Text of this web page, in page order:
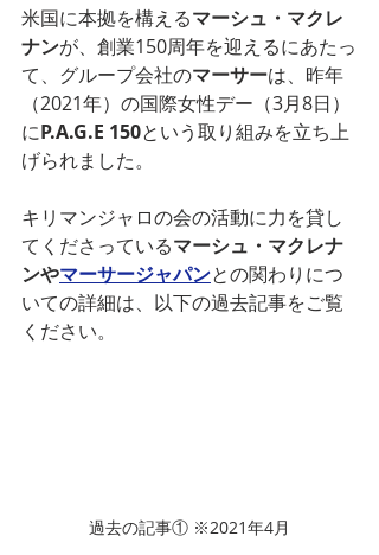
米国に本拠を構えるマーシュ・マクレ
ナンが、創業150周年を迎えるにあたっ
て、グループ会社のマーサーは、昨年
（2021年）の国際女性デー（3月8日）
にP.A.G.E 150という取り組みを立ち上
げられました。
キリマンジャロの会の活動に力を貸し
てくださっているマーシュ・マクレナ
ンやマーサージャパンとの関わりにつ
いての詳細は、以下の過去記事をご覧
ください。
過去の記事① ※2021年4月